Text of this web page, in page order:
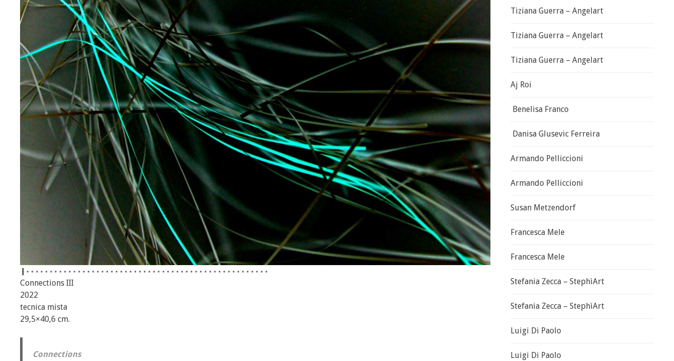
Connections III
2022
tecnica mista
29,5×40,6 cm.
Connections
Tiziana Guerra – Angelart
Tiziana Guerra – Angelart
Tiziana Guerra – Angelart
Aj Roi
Benelisa Franco
Danisa Glusevic Ferreira
Armando Pelliccioni
Armando Pelliccioni
Susan Metzendorf
Francesca Mele
Francesca Mele
Stefania Zecca – StephìArt
Stefania Zecca – StephìArt
Luigi Di Paolo
Luigi Di Paolo